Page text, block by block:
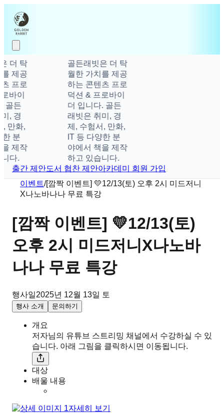
더 탁
제공
프로
바이
골든
, 경
만화,
분
제작
다.
골든래빗은 더 탁
월한 가치를 제공
하는 콘텐츠 프로
덕션 & 프로바이
더 입니다. 골든
래빗은 취미, 경
제, 수험서, 만화,
IT 등 다양한 분
야에서 책을 제작
하고 있습니다.
출간 제안도서 협찬 제안아카데미 회원 가입
이벤트/[깜짝 이벤트] 💛12/13(토) 오후 2시 미드저니
X나노바나나 무료 특강
[깜짝 이벤트] 💛12/13(토)
오후 2시 미드저니X나노바
나나 무료 특강
행사일2025년 12월 13일 토
행사 소개 문의하기
개요
저자님의 유튜브 스트리밍 채널에서 수강하실 수 있
습니다. 아래 그림을 클릭하시면 이동됩니다.
대상
배울 내용
자세히 보기